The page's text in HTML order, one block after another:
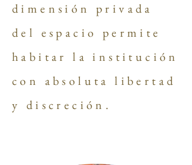
dimensión privada
del espacio permite
habitar la institución
con absoluta libertad
y discreción.